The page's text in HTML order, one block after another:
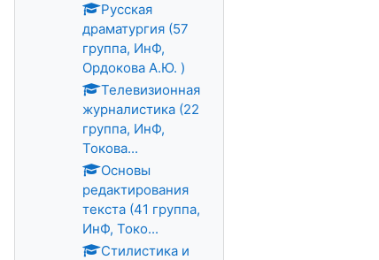
Русская
драматургия (57
группа, ИнФ,
Ордокова А.Ю. )
Телевизионная
журналистика (22
группа, ИнФ,
Токова...
Основы
редактирования
текста (41 группа,
ИнФ, Токо...
Стилистика и